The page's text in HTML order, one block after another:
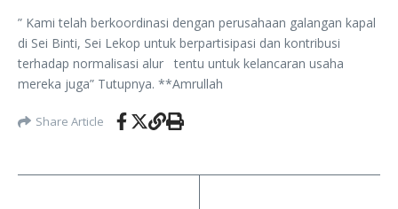
” Kami telah berkoordinasi dengan perusahaan galangan kapal
di Sei Binti, Sei Lekop untuk berpartisipasi dan kontribusi
terhadap normalisasi alur tentu untuk kelancaran usaha
mereka juga” Tutupnya. **Amrullah
Share Article